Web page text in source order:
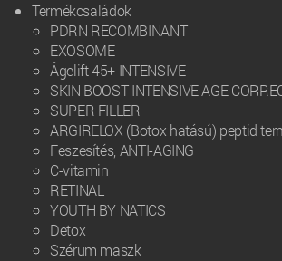
Termékcsaládok
PDRN RECOMBINANT
EXOSOME
Âgelift 45+ INTENSIVE
SKIN BOOST INTENSIVE AGE
SUPER FILLER
ARGIRELOX (Botox hatású) peptid
Feszesítés, ANTI-AGING
C-vitamin
RETINAL
YOUTH BY NATICS
Detox
Szérum maszk